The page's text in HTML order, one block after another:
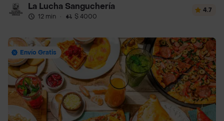
La Lucha Sanguchería
12 min · $ 4000
4.7
Envío Gratis